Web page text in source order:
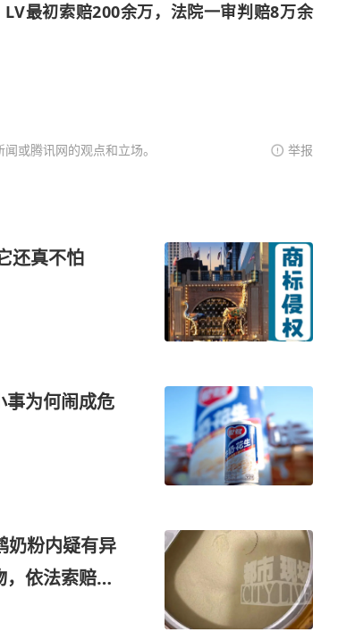
LV最初索赔200余万，法院一审判赔8万余
或腾讯网的观点和立场。 举报
还真不怕
事为何闹成危
奶粉内疑有异
依法索赔遭